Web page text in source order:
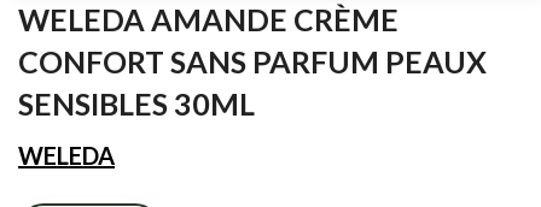
to
beginning
of
images
WELEDA AMANDE CRÈME
CONFORT SANS PARFUM PEAUX
SENSIBLES 30ML
WELEDA